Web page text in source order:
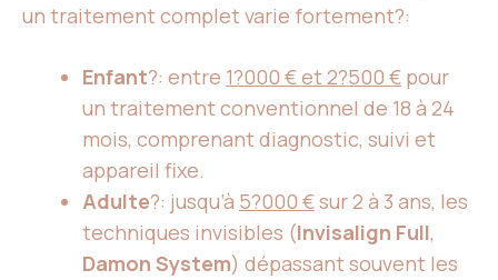
un traitement complet varie fortement?:
Enfant?: entre 1?000 € et 2?500 € pour
un traitement conventionnel de 18 à 24
mois, comprenant diagnostic, suivi et
appareil fixe.
Adulte?: jusqu’à 5?000 €sur 2 à 3 ans, les
techniques invisibles (Invisalign Full,
Damon System) dépassant souvent les